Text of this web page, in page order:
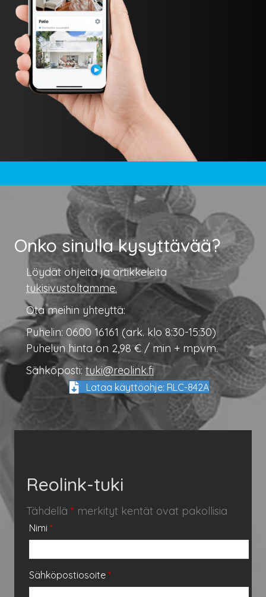
Onko sinulla kysyttävää?
Löydät ohjeita ja artikkeleita
tukisivustoltamme.
Ota meihin yhteyttä:
Puhelin: 0600 16161 (ark. klo 8:30-15:30)
Puhelun hinta on 2,98 € / min + mpvm.
Sähköposti: tuki@reolink.fi
Lataa käyttöohje: RLC-842A
Reolink-tuki
Tähdellä * merkityt kentät ovat pakollisia
Nimi *
Sähköpostiosoite *